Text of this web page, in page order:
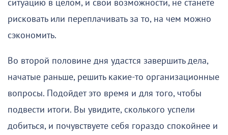
ситуацию в целом, и свои возможности, не станете
рисковать или переплачивать за то, на чем можно
сэкономить.
Во второй половине дня удастся завершить дела,
начатые раньше, решить какие-то организационные
вопросы. Подойдет это время и для того, чтобы
подвести итоги. Вы увидите, сколького успели
добиться, и почувствуете себя гораздо спокойнее и